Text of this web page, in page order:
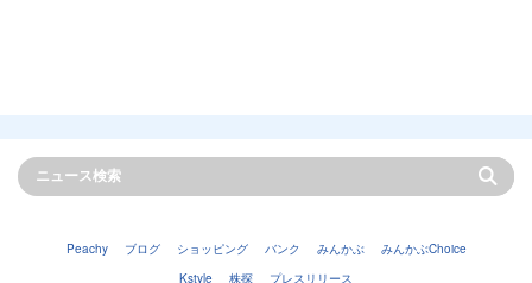
Peachy ブログ ショッピング バンク みんかぶ
みんかぶChoice
Kstyle
株探 プレスリリース